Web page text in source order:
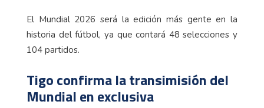
El Mundial 2026 será la edición más gente en la
historia del fútbol, ya que contará 48 selecciones y
104 partidos.
Tigo confirma la transimisión del
Mundial en exclusiva